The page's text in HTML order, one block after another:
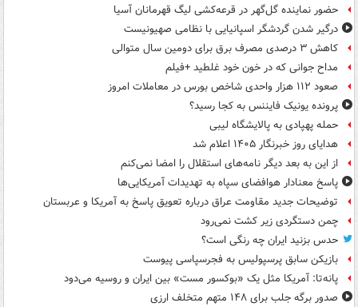
حضور نماینده گل‌گهر در قرعه‌کشی لیگ قهرمانان آسیا
درگیر شدن گردشگر اسپانیایی با نظامی صهیونیست
کاهش ۳ درصدی مصرف برق برای دومین سال متوالی
مداح جوانی که در خون خود غلطید +فیلم
صعود ۱۱۲ هزار واحدی شاخص بورس در معاملات امروز
پرونده یونیک فایننس به کجا رسید؟
حمله پهپادی به پالایشگاه لیبی
هدایای روز خبرنگار ۱۴۰۵ اعلام شد
از این به بعد دیگر نامه‌های استقلال را امضا نمی‌کنم
پاسخ معنادار هوافضای سپاه به تهدیدات آمریکایی‌ها
توضیحات جدید مقاومت عراق درباره تعویق پاسخ به آمریکا و عربستان
چمن دستگردی زیر کشت نمی‌رود
حدس بزنید ایران چه رنگی است؟
بازیکن سابق پرسپولیس به فجرسپاسی پیوست
پانه‌تا: آمریکا مثل یک «بوکسور مست» بین ایران و روسیه می‌دود
صدور برگه جلب برای ۱۴۸ متهم متخلف ارزی